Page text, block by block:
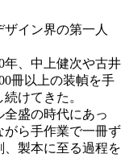
ザイン界の第一人
年、中上健次や古井
冊以上の装幀を手
けてきた。
盛の時代にあっ
がら手作業で一冊ず
製本に至る過程を